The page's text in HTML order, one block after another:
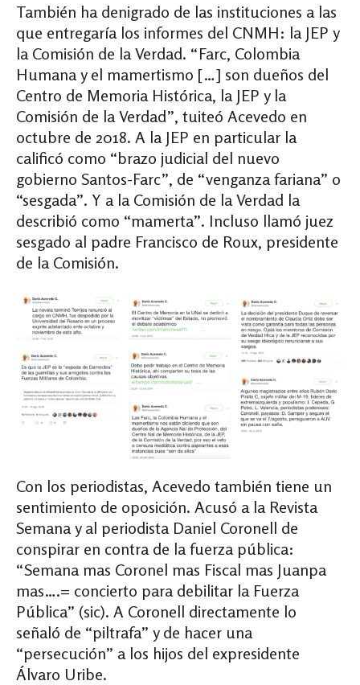
También ha denigrado de las instituciones a las
que entregaría los informes del CNMH: la JEP y
la Comisión de la Verdad. “Farc, Colombia
Humana y el mamertismo […] son dueños del
Centro de Memoria Histórica, la JEP y la
Comisión de la Verdad”, tuiteó Acevedo en
octubre de 2018. A la JEP en particular la
calificó como “brazo judicial del nuevo
gobierno Santos-Farc”, de “venganza fariana” o
“sesgada”. Y a la Comisión de la Verdad la
describió como “mamerta”. Incluso llamó juez
sesgado al padre Francisco de Roux, presidente
de la Comisión.
Con los periodistas, Acevedo también tiene un
sentimiento de oposición. Acusó a la Revista
Semana y al periodista Daniel Coronell de
conspirar en contra de la fuerza pública:
“Semana mas Coronel mas Fiscal mas Juanpa
mas….= concierto para debilitar la Fuerza
Pública” (sic). A Coronell directamente lo
señaló de “piltrafa” y de hacer una
“persecución” a los hijos del expresidente
Álvaro Uribe.